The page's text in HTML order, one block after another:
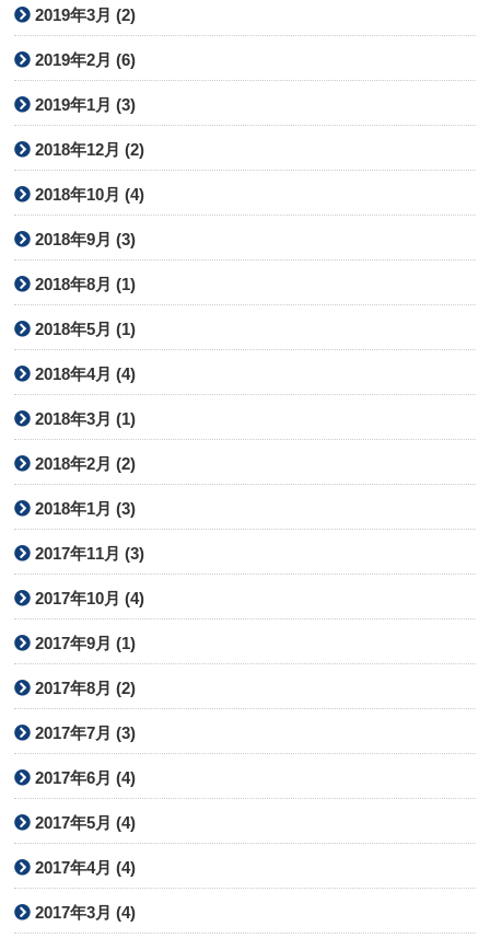
2019年3月 (2)
2019年2月 (6)
2019年1月 (3)
2018年12月 (2)
2018年10月 (4)
2018年9月 (3)
2018年8月 (1)
2018年5月 (1)
2018年4月 (4)
2018年3月 (1)
2018年2月 (2)
2018年1月 (3)
2017年11月 (3)
2017年10月 (4)
2017年9月 (1)
2017年8月 (2)
2017年7月 (3)
2017年6月 (4)
2017年5月 (4)
2017年4月 (4)
2017年3月 (4)